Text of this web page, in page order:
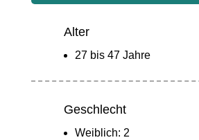
Alter
27 bis 47 Jahre
Geschlecht
Weiblich: 2